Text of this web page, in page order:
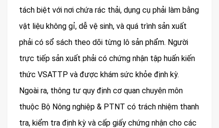
tách biệt với nơi chứa rác thải, dụng cụ phải làm bằng
vật liệu không gỉ, dễ vệ sinh, và quá trình sản xuất
phải có sổ sách theo dõi từng lô sản phẩm. Người
trực tiếp sản xuất phải có chứng nhận tập huấn kiến
thức VSATTP và được khám sức khỏe định kỳ.
Ngoài ra, thông tư quy định cơ quan chuyên môn
thuộc Bộ Nông nghiệp & PTNT có trách nhiệm thanh
tra, kiểm tra định kỳ và cấp giấy chứng nhận cho các